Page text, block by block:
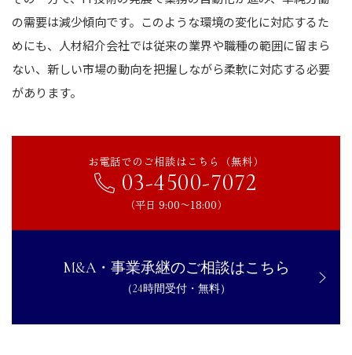
の需要は減少傾向です。このような環境の変化に対応するた
めにも、人材紹介会社では従来の業界や職種の範囲に留まら
ない、新しい市場の動向を把握しながら柔軟に対応する必要
があります。
お電話でのご相談はこちら（無料）
03-4500-7072
（平日 9:00〜18:00）
M&A・事業承継のご相談はこちら
（24時間受付・無料）